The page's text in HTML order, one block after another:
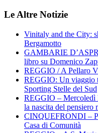
Le Altre Notizie
Vinitaly and the City:
Bergamotto
GAMBARIE
libro su Domenico
REGGIO / A Pellaro
REGGIO: Un viaggio
Sporting Stelle del Sud
REGGIO – Mercoledì
la nascita del pensiero
CINQUEFRONDI –
Casa di Comunità